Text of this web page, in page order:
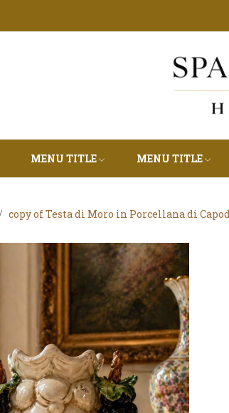
MENU TITLE MENU TITLE
copy of Testa di Moro in Porcellana di